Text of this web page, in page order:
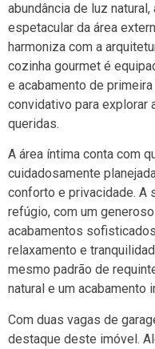
abundância de luz
espetacular da área
harmoniza com a
cozinha gourmet é
e acabamento de
convidativo para explorar
queridas.
A área íntima conta com
cuidadosamente
conforto e privacidade. A
refúgio, com um
acabamentos
relaxamento e
mesmo padrão de
natural e um acabamento
Com duas vagas de
destaque deste imóvel.